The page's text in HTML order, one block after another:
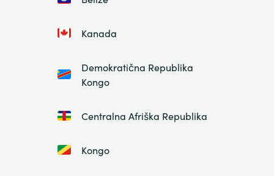
Kanada
Demokratična Republika
Kongo
Centralna Afriška Republika
Kongo